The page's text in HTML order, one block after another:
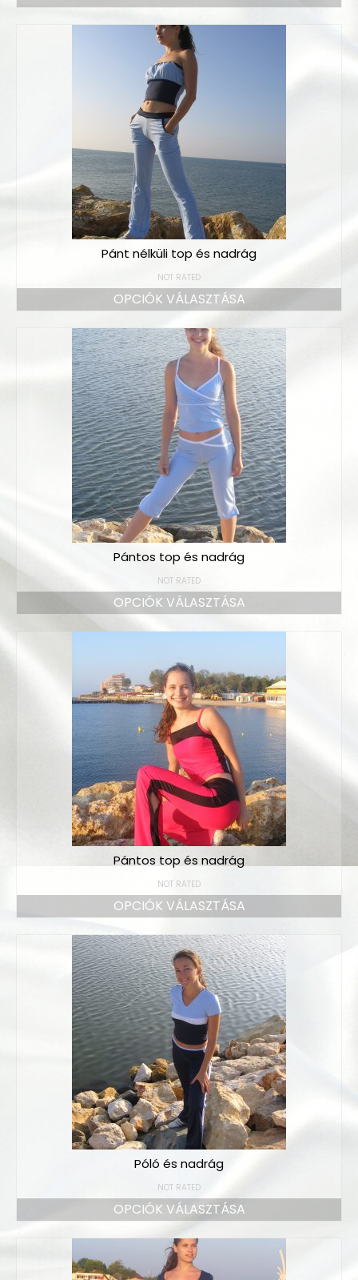
Pánt nélküli top és nadrág
NOT RATED
OPCIÓK VÁLASZTÁSA
Pántos top és nadrág
NOT RATED
OPCIÓK VÁLASZTÁSA
Pántos top és nadrág
NOT RATED
OPCIÓK VÁLASZTÁSA
Póló és nadrág
NOT RATED
OPCIÓK VÁLASZTÁSA